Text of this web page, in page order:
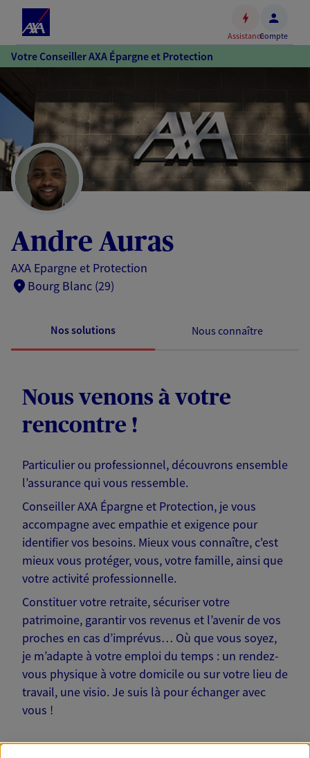
Accéder
au
Accéder
au
pied
de
page
AssistanceCompte
Votre Conseiller AXA Épargne et Protection
Andre Auras
AXA Epargne et Protection
Bourg Blanc (29)
Nos solutions Nous connaître
Nous venons à votre
rencontre !
Particulier ou professionnel, découvrons ensemble
l’assurance qui vous ressemble.
Conseiller AXA Épargne et Protection, je vous
accompagne avec empathie et exigence pour
identifier vos besoins. Mieux vous connaître, c'est
mieux vous protéger, vous, votre famille, ainsi que
votre activité professionnelle.
Constituer votre retraite, sécuriser votre
patrimoine, garantir vos revenus et l’avenir de vos
proches en cas d’imprévus… Où que vous soyez,
je m’adapte à votre emploi du temps : un rendez-
vous physique à votre domicile ou sur votre lieu de
travail, une visio. Je suis là pour échanger avec
vous !